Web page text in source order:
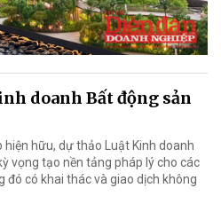
doanh Bất động sản
hữu, dự thảo Luật Kinh doanh
vọng tạo nền tảng pháp lý cho các
đó có khai thác và giao dịch không